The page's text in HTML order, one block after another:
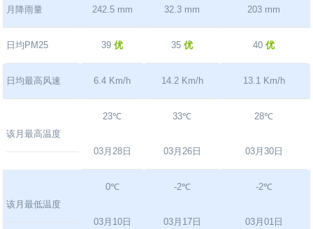
月降雨量 242.5 mm 32.3 mm 203 mm
日均PM25 39优 35优 40优
日均最高风速 6.4 Km/h 14.2 Km/h 13.1 Km/h
该月最高温度
23℃
03月28日
33℃
03月26日
28℃
03月30日
该月最低温度
0℃
03月10日
-2℃
03月17日
-2℃
03月01日